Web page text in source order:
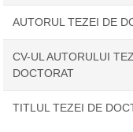
AUTORUL TEZEI DE
CV-UL AUTORULUI
DOCTORAT
TITLUL TEZEI DE